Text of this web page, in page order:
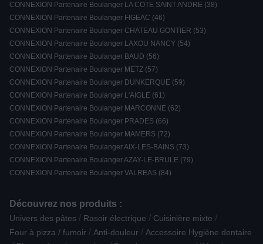
CONNEXION Partenaire Boulanger LA COTE SAINT ANDRE (38)
CONNEXION Partenaire Boulanger FIGEAC (46)
CONNEXION Partenaire Boulanger CHATEAU GONTIER (53)
CONNEXION Partenaire Boulanger LAXOU NANCY (54)
CONNEXION Partenaire Boulanger BAUD (56)
CONNEXION Partenaire Boulanger METZ (57)
CONNEXION Partenaire Boulanger DUNKERQUE (59)
CONNEXION Partenaire Boulanger L'AIGLE (61)
CONNEXION Partenaire Boulanger MARCONNE (62)
CONNEXION Partenaire Boulanger PRADES (66)
CONNEXION Partenaire Boulanger MAMERS (72)
CONNEXION Partenaire Boulanger AIX-LES-BAINS (73)
CONNEXION Partenaire Boulanger AZAY-LE-BRULE (79)
CONNEXION Partenaire Boulanger VALREAS (84)
Découvrez nos produits :
Univers des pâtes / Rasoir électrique / Cuisinière mixte /
Four à pizza / fumoir / Anti-douleur / Accessoire Hygiène dentaire